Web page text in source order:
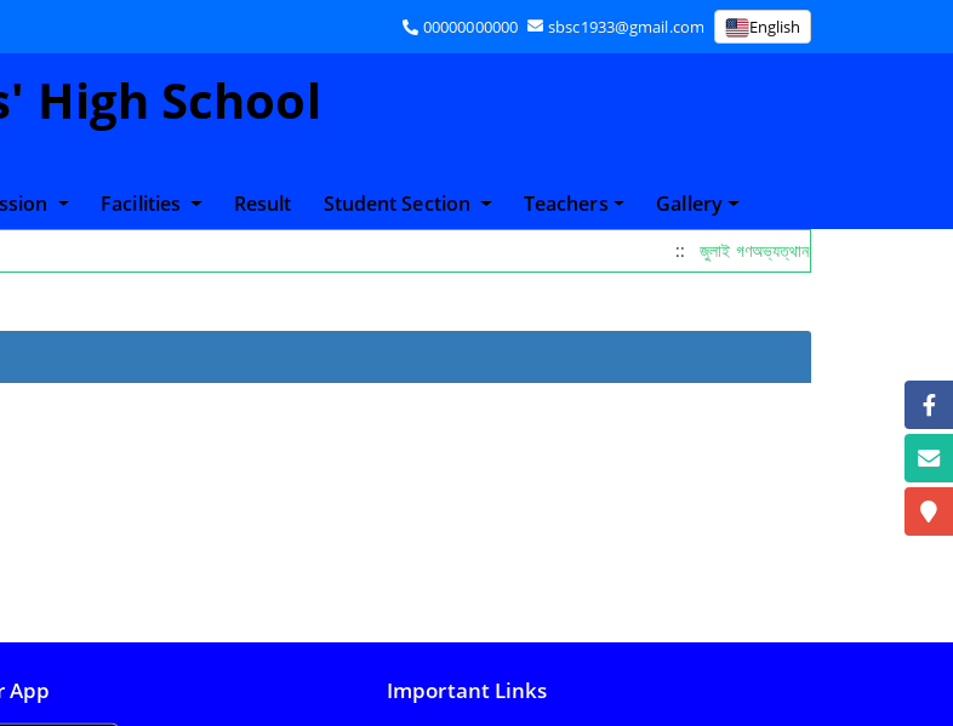
00000000000 sbsc1933@gmail.com English
High School
Facilities Result Student Section Teachers Gallery
:: জুলাই গণঅভ্যত্থান দিবস পালনের নোটিস 26
App Important Links